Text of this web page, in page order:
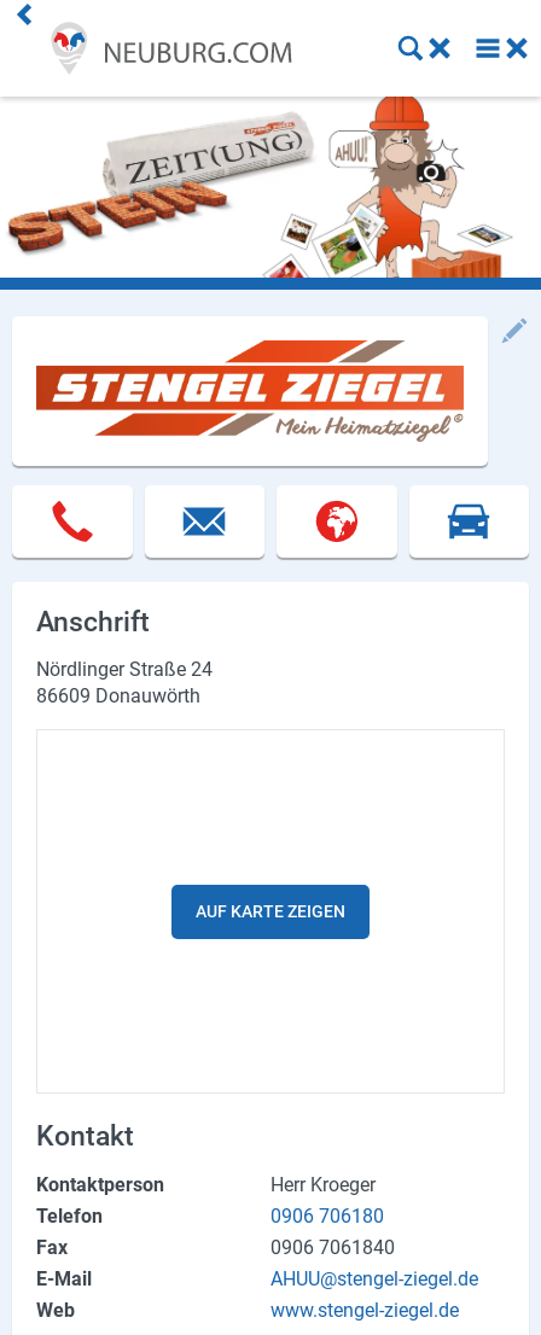
Anschrift
Nördlinger Straße 24
86609 Donauwörth
AUF KARTE ZEIGEN
Kontakt
Kontaktperson
Herr Kroeger
Telefon
0906 706180
Fax
0906 7061840
E-Mail
AHUU@stengel-ziegel.de
Web
www.stengel-ziegel.de
Handwerk
Gastronomie
Dienstleistung
Freizeit
Online Shops
Lieferdienste
Premium
Neuburg App
Veranstaltungen
Produktgruppen
Firmen
Newsletter